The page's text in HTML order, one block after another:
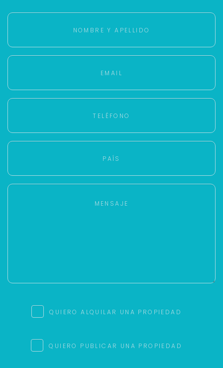
QUIERO ALQUILAR UNA PROPIEDAD
QUIERO PUBLICAR UNA PROPIEDAD
Buscamos darte la mejor experiencia.
más rápido.